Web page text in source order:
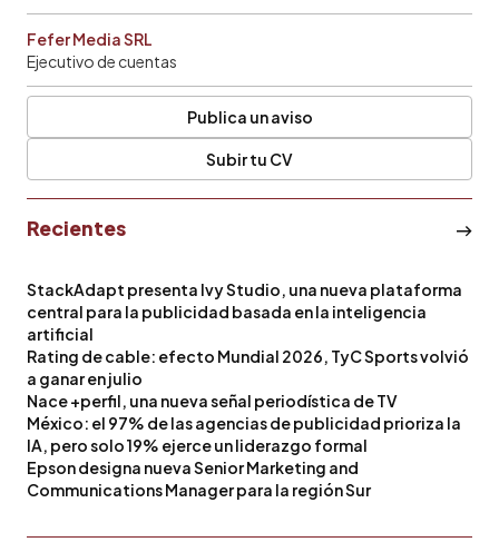
Fefer Media SRL
Ejecutivo de cuentas
Publica un aviso
Subir tu CV
Recientes
StackAdapt presenta Ivy Studio, una nueva plataforma
central para la publicidad basada en la inteligencia
artificial
Rating de cable: efecto Mundial 2026, TyC Sports volvió
a ganar en julio
Nace +perfil, una nueva señal periodística de TV
México: el 97% de las agencias de publicidad prioriza la
IA, pero solo 19% ejerce un liderazgo formal
Epson designa nueva Senior Marketing and
Communications Manager para la región Sur